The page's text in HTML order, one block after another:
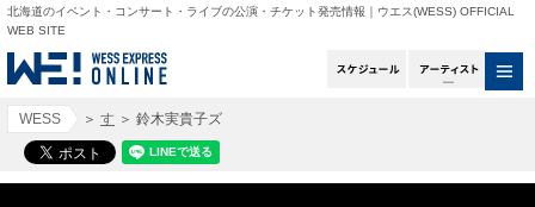
北海道のイベント・コンサート・ライブの公演・チケット発売情報｜ウエス(WESS) OFFICIAL
WEB SITE
スケジュールアー
WESS ＞ す ＞ 鈴木実貴子ズ